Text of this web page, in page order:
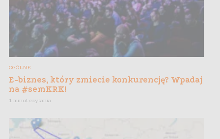
OGÓLNE
E-biznes, który zmiecie konkurencję? Wpadaj
na #semKRK!
1 minut czytania